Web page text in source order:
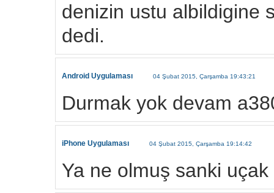
denizin ustu albildigine
dedi.
Android Uygulaması 04 Şubat 2015, Çarşamba 19:43:21
Durmak yok devam
iPhone Uygulaması 04 Şubat 2015, Çarşamba 19:14:42
Ya ne olmuş sanki